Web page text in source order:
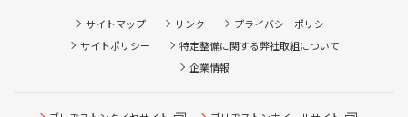
サイトマップ リンク
プライバシーポリシー
サイトポリシー
特定整備に関する弊社取組について
企業情報